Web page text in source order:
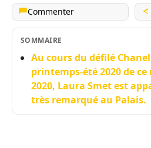
Commenter
SOMMAIRE
Au cours du défilé
printemps-été 2020 de
2020, Laura Smet est
très remarqué au Palais.